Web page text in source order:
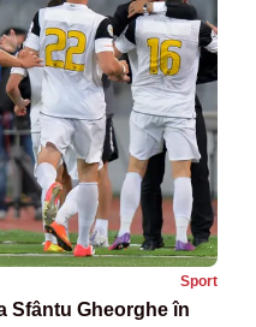
Sport
Sfântu Gheorghe în